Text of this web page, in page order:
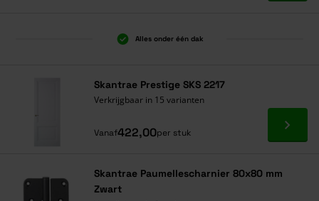
Alles onder één dak
Skantrae Prestige SKS 2217
Verkrijgbaar in 15 varianten
Vanaf422,00per stuk Ga
Skantrae Paumellescharnier 80x80 mm
Zwart